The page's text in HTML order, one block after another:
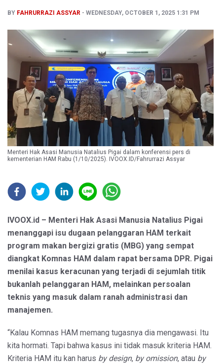
BY FAHRURRAZI ASSYAR WEDNESDAY, OCTOBER 1, 2025 1:31 PM
Menteri Hak Asasi Manusia Natalius Pigai dalam konferensi pers di
kementerian HAM Rabu (1/10/2025). IVOOX.ID/Fahrurrazi Assyar
IVOOX.id – Menteri Hak Asasi Manusia Natalius Pigai
menanggapi isu dugaan pelanggaran HAM terkait
program makan bergizi gratis (MBG) yang sempat
diangkat Komnas HAM dalam rapat bersama DPR. Pigai
menilai kasus keracunan yang terjadi di sejumlah titik
bukanlah pelanggaran HAM, melainkan persoalan
teknis yang masuk dalam ranah administrasi dan
manajemen.
“Kalau Komnas HAM memang tugasnya dia mengawasi. Itu
kita hormati. Tapi bahwa kasus ini tidak masuk kriteria HAM.
Kriteria HAM itu kan harus by design, by omission, atau by